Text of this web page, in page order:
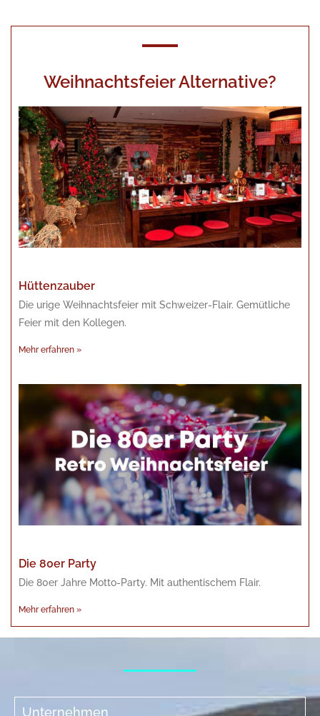
Weihnachtsfeier Alternative?
Hüttenzauber
Die urige Weihnachtsfeier mit Schweizer-Flair. Gemütliche
Feier mit den Kollegen.
Mehr erfahren »
Die 80er Party
Die 80er Jahre Motto-Party. Mit authentischem Flair.
Mehr erfahren »
Unternehmen